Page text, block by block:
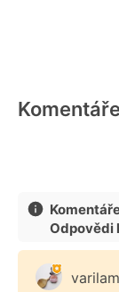
Komentáře
Odpovědi